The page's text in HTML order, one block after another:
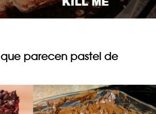
que parecen pastel de